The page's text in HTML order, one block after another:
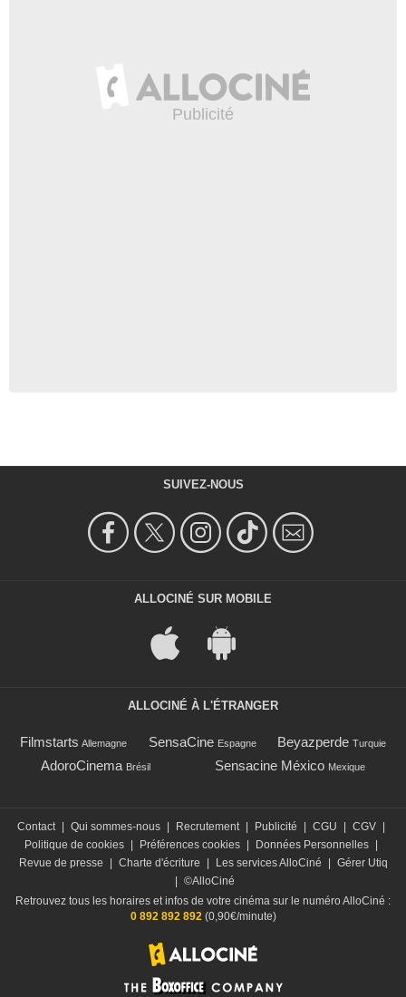
SUIVEZ-NOUS
ALLOCINÉ SUR MOBILE
ALLOCINÉ À L'ÉTRANGER
Filmstarts Allemagne SensaCine Espagne Beyazperde Turquie
AdoroCinema Brésil Sensacine México Mexique
Contact Qui sommes-nous Recrutement Publicité CGU CGV
Politique de cookies
Préférences cookies Données Personnelles
Revue de presse
Charte d'écriture Les services AlloCiné
Gérer Utiq
©AlloCiné
Retrouvez tous les horaires et infos de votre cinéma sur le numéro AlloCiné :
0 892 892 892(0,90€/minute)